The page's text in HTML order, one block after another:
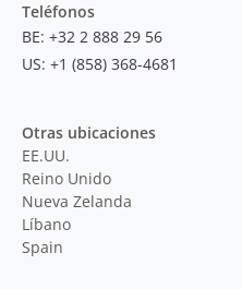
Teléfonos
BE: +32 2 888 29 56
US: +1 (858) 368-4681
Otras ubicaciones
EE.UU.
Reino Unido
Nueva Zelanda
Líbano
Spain